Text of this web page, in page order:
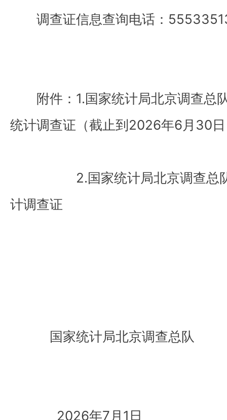
调查证信息查询电话：
附件：1.国家统计局北京调查总
统计调查证（截止到2026年6月30
2.国家统计局北京调查总队
计调查证
国家统计局北京调查总队
2026年7月1日